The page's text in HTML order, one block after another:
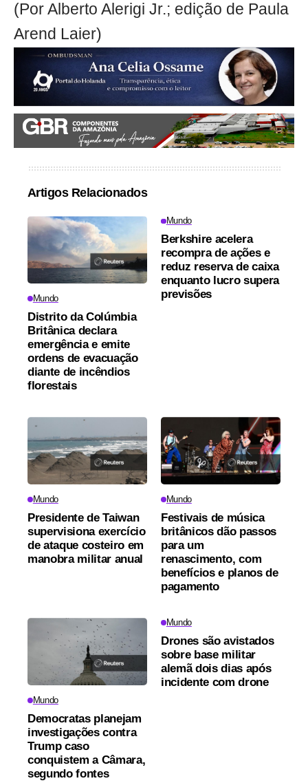
(Por Alberto Alerigi Jr.; edição de Paula
Arend Laier)
Artigos Relacionados
Mundo
Distrito da Colúmbia
Britânica declara
emergência e emite
ordens de evacuação
diante de incêndios
florestais
Mundo
Berkshire acelera
recompra de ações e
reduz reserva de caixa
enquanto lucro supera
previsões
Mundo
Presidente de Taiwan
supervisiona exercício
de ataque costeiro em
manobra militar anual
Mundo
Festivais de música
britânicos dão passos
para um
renascimento, com
benefícios e planos de
pagamento
Mundo
Democratas planejam
investigações contra
Trump caso
conquistem a Câmara,
segundo fontes
Mundo
Drones são avistados
sobre base militar
alemã dois dias após
incidente com drone